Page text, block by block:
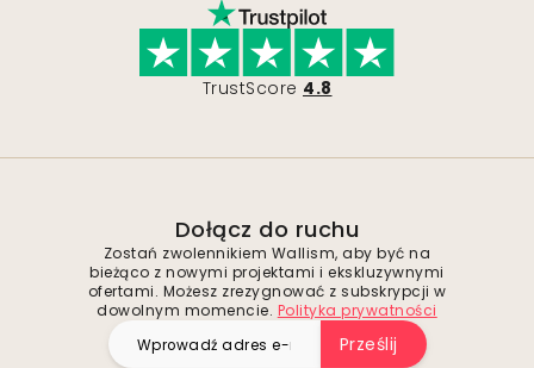
TrustScore 4.8
Dołącz do ruchu
Zostań zwolennikiem Wallism, aby być na
bieżąco z nowymi projektami i ekskluzywnymi
ofertami. Możesz zrezygnować z subskrypcji w
dowolnym momencie. Polityka prywatności
Prześlij